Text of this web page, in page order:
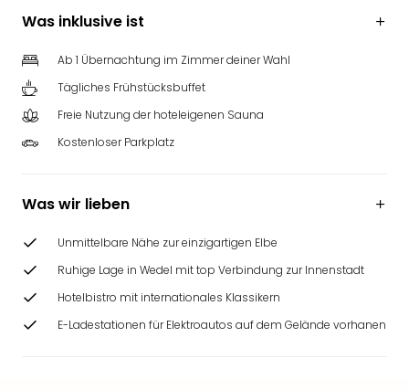
Was inklusive ist
Ab 1 Übernachtung im Zimmer deiner Wahl
Tägliches Frühstücksbuffet
Freie Nutzung der hoteleigenen Sauna
Kostenloser Parkplatz
Was wir lieben
Unmittelbare Nähe zur einzigartigen Elbe
Ruhige Lage in Wedel mit top Verbindung zur Innenstadt
Hotelbistro mit internationales Klassikern
E-Ladestationen für Elektroautos auf dem Gelände vorhanen